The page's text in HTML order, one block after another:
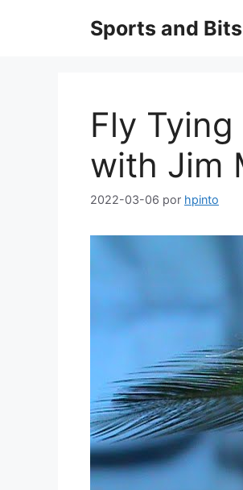
Sports and Bits
Fly
with Jim
2022-03-06 por hpinto